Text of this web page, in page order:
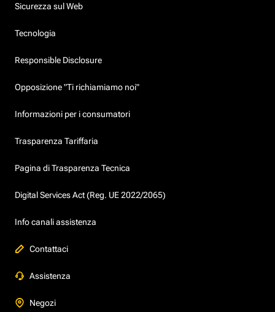
Sicurezza sul Web
Tecnologia
Responsible Disclosure
Opposizione "Ti richiamiamo noi"
Informazioni per i consumatori
Trasparenza Tariffaria
Pagina di Trasparenza Tecnica
Digital Services Act (Reg. UE 2022/2065)
Info canali assistenza
Contattaci
Assistenza
Negozi